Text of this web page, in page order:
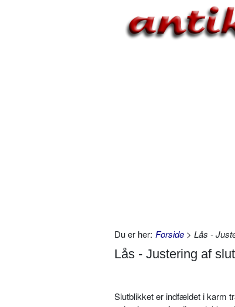
Du er her: Forside > Lås -
Lås - Justering af
Slutblikket er indfældet i karm